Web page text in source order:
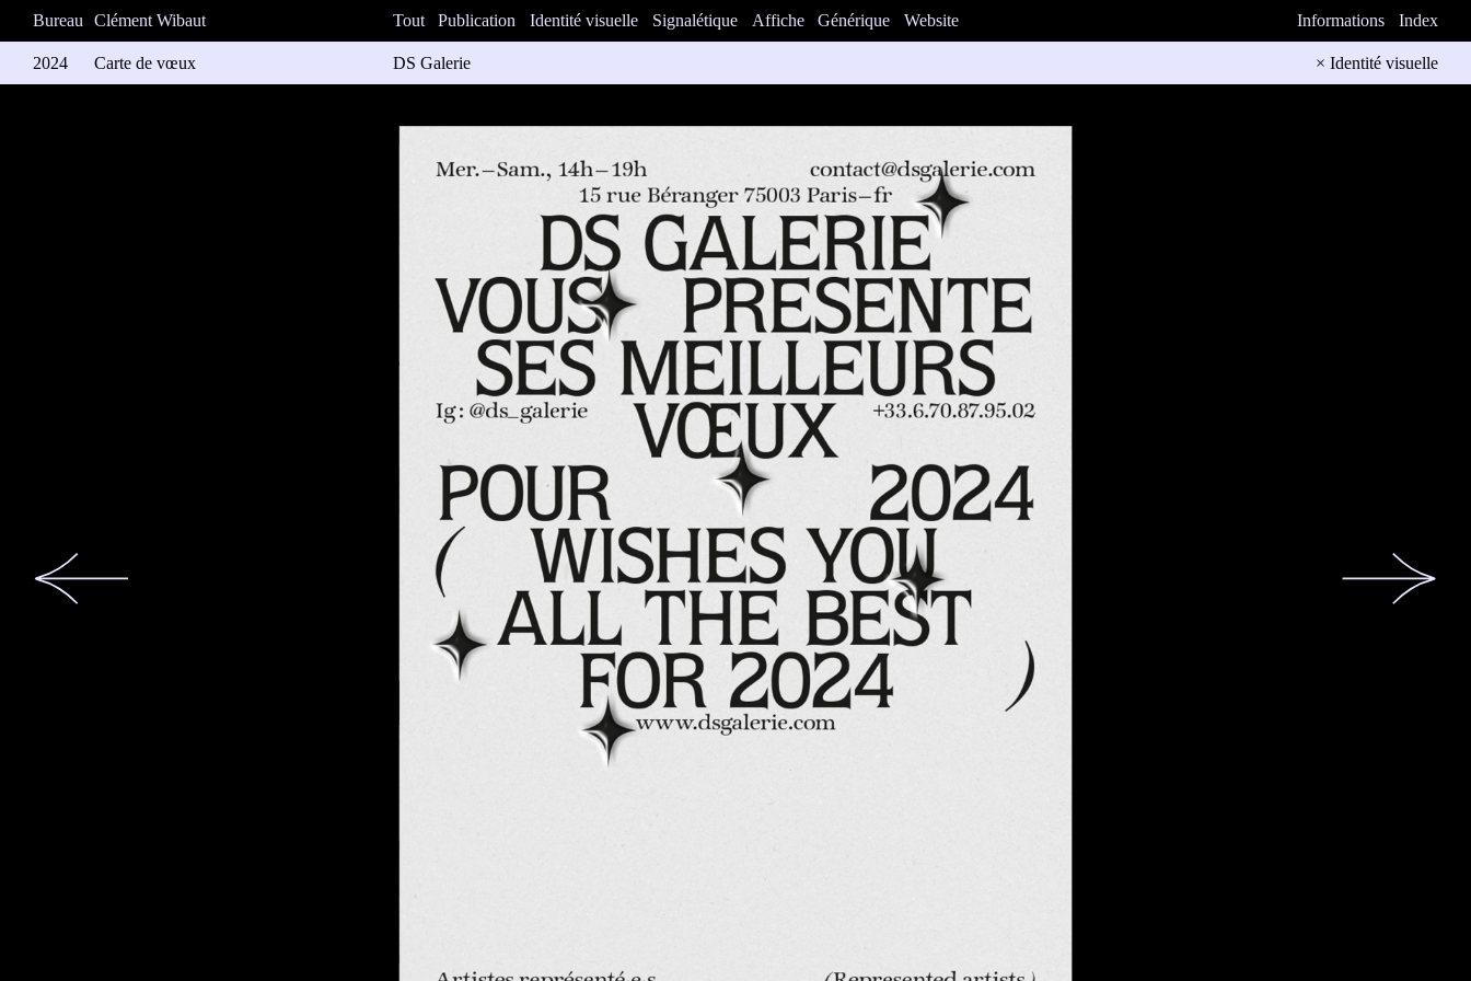
Bureau Clément Wibaut Tout Publication Identité visuelle Signalétique Affiche Générique Website Informations Index
2024 Carte de vœux DS Galerie × Identité visuelle